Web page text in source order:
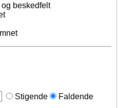
beskedfelt
Stigende
Faldende